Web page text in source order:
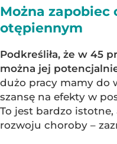
Można zapobiec
otępiennym
Podkreśliła, że w 45
można jej
dużo pracy mamy do
szansę na efekty w
To jest bardzo
rozwoju choroby –